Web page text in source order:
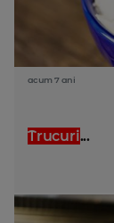
acum 7 ani
Trucuri...